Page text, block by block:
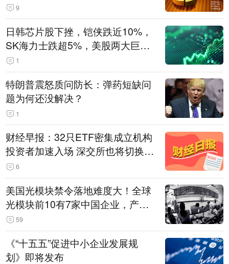
9
日韩芯片股下挫，铠侠跌近10%，
SK海力士跌超5%，美股两大巨头
遭遇业绩杀
1
特朗普震怒质问防长：弹药短缺问
题为何还没解决？
1
财经早报：32只ETF密集成立机构
投资者加速入场 深交所也将切换交
易线路
6
美国光模块禁令落地难度大！全球
光模块前10有7家中国企业，产业
界人士：想“脱钩”并不容易
59
《“十五五”促进中小企业发展规
划》即将发布